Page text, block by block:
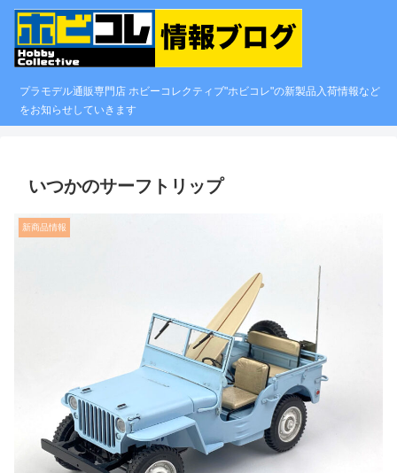
プラモデル通販専門店 ホビーコレクティブ"ホビコレ"の新製品入荷情報など
をお知らせしていきます
いつかのサーフトリップ
新商品情報